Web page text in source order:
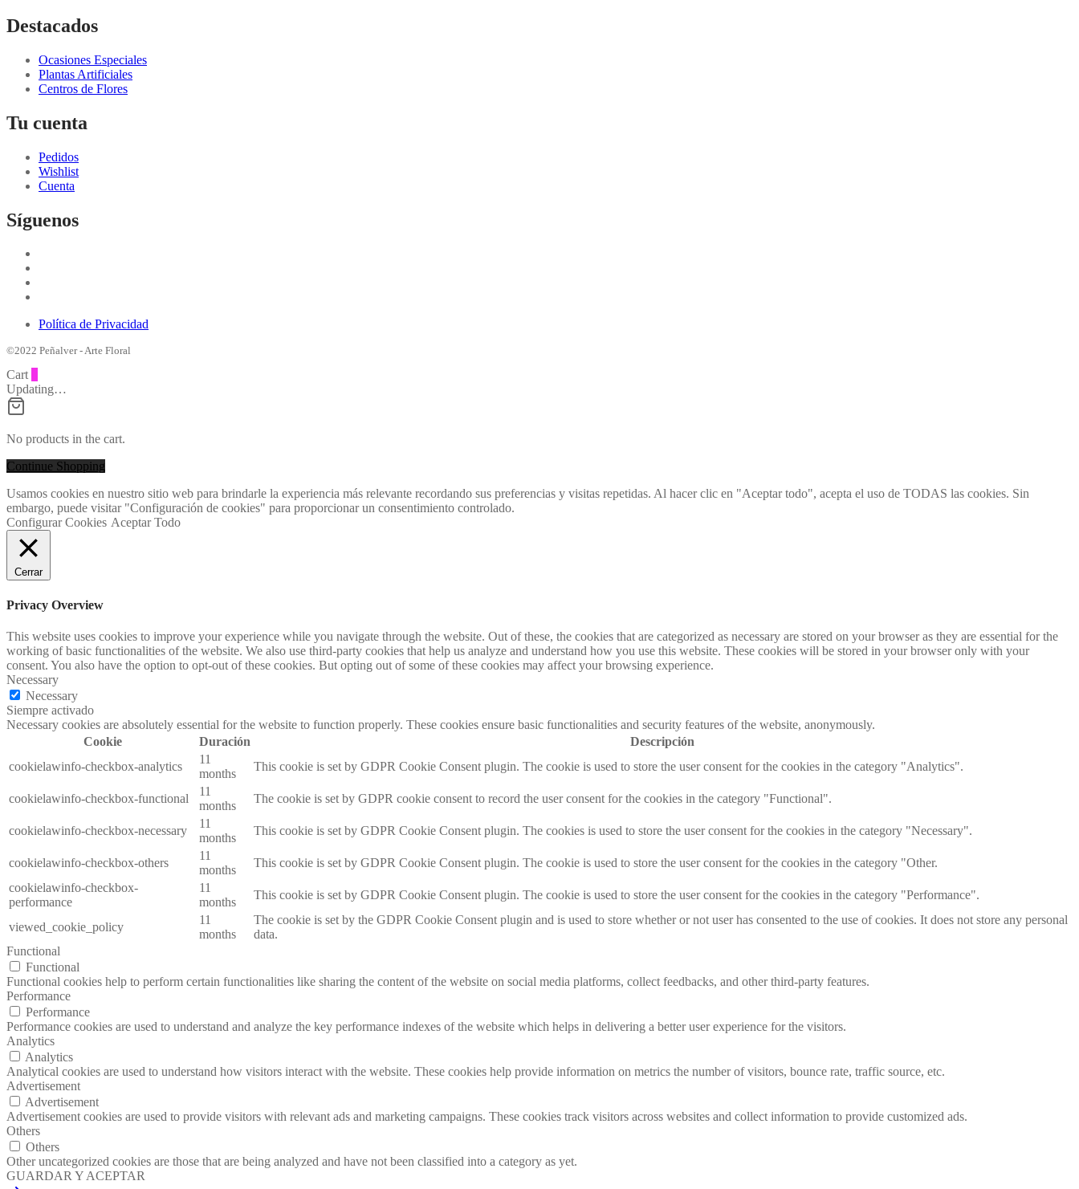
Destacados
Ocasiones Especiales
Plantas Artificiales
Centros de Flores
Tu cuenta
Pedidos
Wishlist
Cuenta
Síguenos
Política de Privacidad
©2022 Peñalver - Arte Floral
Cart
Updating…
No products in the cart.
Continue Shopping
Usamos cookies en nuestro sitio web para brindarle la experiencia más relevante recordando sus preferencias y visitas repetidas. Al hacer clic en "Aceptar todo", acepta el uso de TODAS las cookies. Sin
embargo, puede visitar "Configuración de cookies" para proporcionar un consentimiento controlado.
Configurar Cookies Aceptar Todo
Cerrar
Privacy Overview
This website uses cookies to improve your experience while you navigate through the website. Out of these, the cookies that are categorized as necessary are stored on your browser as they are essential for the
working of basic functionalities of the website. We also use third-party cookies that help us analyze and understand how you use this website. These cookies will be stored in your browser only with your
consent. You also have the option to opt-out of these cookies. But opting out of some of these cookies may affect your browsing experience.
Necessary
Necessary
Siempre activado
Necessary cookies are absolutely essential for the website to function properly. These cookies ensure basic functionalities and security features of the website, anonymously.
Cookie
Duración
Descripción
cookielawinfo-checkbox-analytics
11
months
This cookie is set by GDPR Cookie Consent plugin. The cookie is used to store the user consent for the cookies in the category "Analytics".
cookielawinfo-checkbox-functional
11
months
The cookie is set by GDPR cookie consent to record the user consent for the cookies in the category "Functional".
cookielawinfo-checkbox-necessary
11
months
This cookie is set by GDPR Cookie Consent plugin. The cookies is used to store the user consent for the cookies in the category "Necessary".
cookielawinfo-checkbox-others
11
months
This cookie is set by GDPR Cookie Consent plugin. The cookie is used to store the user consent for the cookies in the category "Other.
cookielawinfo-checkbox-
performance
11
months
This cookie is set by GDPR Cookie Consent plugin. The cookie is used to store the user consent for the cookies in the category "Performance".
viewed_cookie_policy
11
months
The cookie is set by the GDPR Cookie Consent plugin and is used to store whether or not user has consented to the use of cookies. It does not store any personal
data.
Functional
Functional
Functional cookies help to perform certain functionalities like sharing the content of the website on social media platforms, collect feedbacks, and other third-party features.
Performance
Performance
Performance cookies are used to understand and analyze the key performance indexes of the website which helps in delivering a better user experience for the visitors.
Analytics
Analytics
Analytical cookies are used to understand how visitors interact with the website. These cookies help provide information on metrics the number of visitors, bounce rate, traffic source, etc.
Advertisement
Advertisement
Advertisement cookies are used to provide visitors with relevant ads and marketing campaigns. These cookies track visitors across websites and collect information to provide customized ads.
Others
Others
Other uncategorized cookies are those that are being analyzed and have not been classified into a category as yet.
GUARDAR Y ACEPTAR